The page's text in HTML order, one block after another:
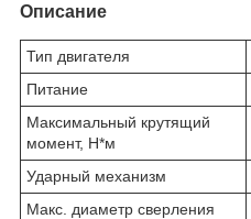
Описание
Тип двигателя
Питание
Максимальный крутящий
момент, Н*м
Ударный механизм
Макс. диаметр сверления